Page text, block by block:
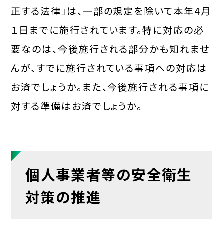
正する法律」は、一部の規定を除いて本年4月
１日までに施行されています。特に対応の必
要なのは、今後施行される部分かも知れませ
んが、すでに施行されている事項への対応は
お済でしょうか。また、今後施行される事項に
対する準備はお済でしょうか。
個人事業者等の安全衛生
対策の推進